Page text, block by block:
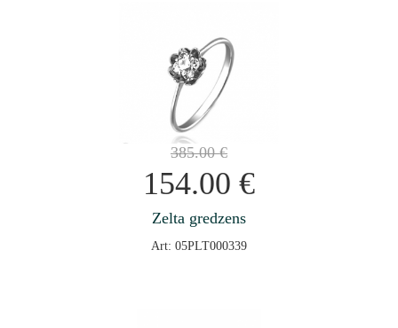
385.00€
154.00 €
Zelta gredzens
Art: 05PLT000339